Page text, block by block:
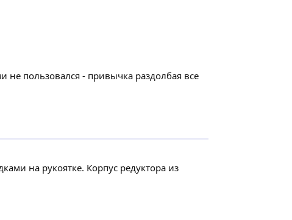
пользовался - привычка раздолбая все
на рукоятке. Корпус редуктора из